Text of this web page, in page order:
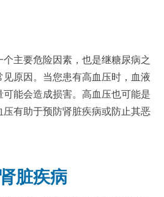
主要危险因素，也是继糖尿病之
原因。当您患有高血压时，血液
能会造成损害。高血压也可能是
有助于预防肾脏疾病或防止其恶
脏疾病